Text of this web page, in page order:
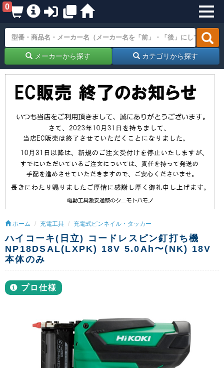
0
メーカーから探す カテゴリから探す
ホーム 充電工具 充電式ピンネイル・タッカー
ハイコーキ(日立) コードレスピン釘打ち機
NP18DSAL(LXPK) 18V 5.0Ah〜(NK) 18V
本体のみ
プロ仕様